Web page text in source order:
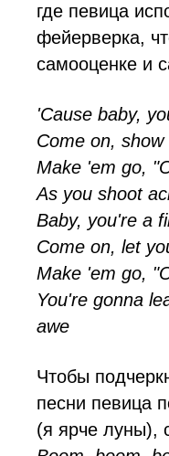
где певица
фейерверка,
самооценке и
'Cause baby,
Come on,
Make 'em go,
As you shoot
Baby, you're a
Come on, let
Make 'em go,
You're gonna
awe
Чтобы
песни певица
(я ярче луны),